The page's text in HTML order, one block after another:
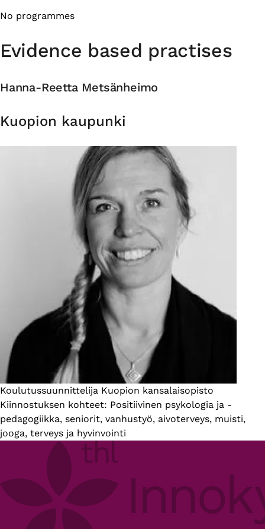
No programmes
Evidence based practises
Hanna-Reetta Metsänheimo
Organisation
Kuopion kaupunki
Introduction
Koulutussuunnittelija Kuopion kansalaisopisto
Kiinnostuksen kohteet: Positiivinen psykologia ja -
pedagogiikka, seniorit, vanhustyö, aivoterveys, muisti,
jooga, terveys ja hyvinvointi